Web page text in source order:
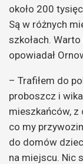
około 200
Są w różnych
szkołach.
opowiadał
– Trafiłem do
proboszcz i
mieszkańców, z
co my
do domów
na miejscu. Nic